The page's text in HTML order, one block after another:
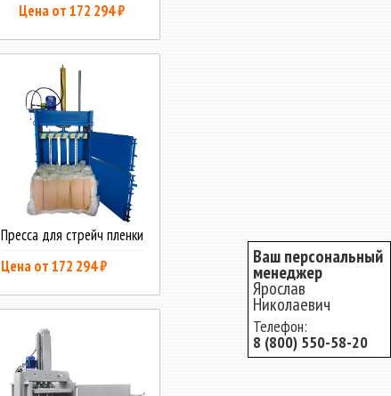
Цена от 172 294 ₽
Пресса для стрейч пленки
Цена от 172 294 ₽
Ваш персональный
менеджер
Ярослав
Николаевич
Телефон:
8 (800) 550-58-20